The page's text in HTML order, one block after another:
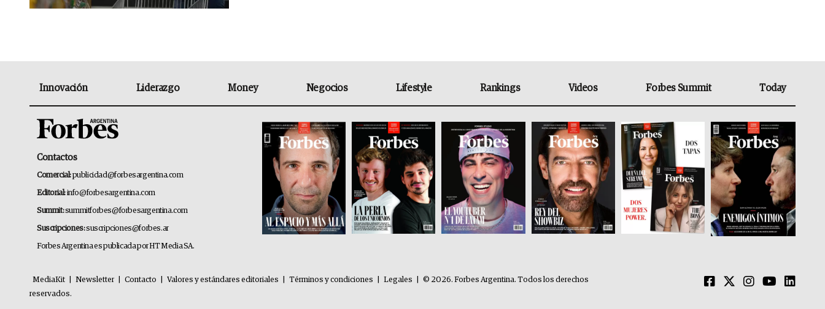
Innovación Liderazgo Money Negocios Lifestyle Rankings Videos Forbes Summit Today
Contactos
Comercial:publicidad@forbesargentina.com
Editorial:info@forbesargentina.com
Summit:summitforbes@forbesargentina.com
Suscripciones:suscripciones@forbes.ar
Forbes Argentina es publicada por HT Media SA.
MediaKit Newsletter Contacto Valores y estándares editoriales Términos y condiciones Legales
© 2026. Forbes Argentina. Todos los derechos
reservados.